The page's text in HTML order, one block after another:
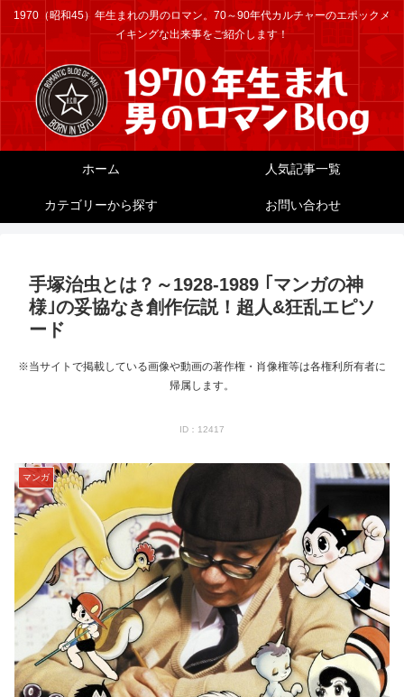
1970（昭和45）年生まれの男のロマン。70～90年代カルチャーのエポックメ
イキングな出来事をご紹介します！
ホーム 人気記事一覧
カテゴリーから探す お問い合わせ
手塚治虫とは？～1928-1989 ｢マンガの神
様｣の妥協なき創作伝説！超人&狂乱エピソ
ード
※当サイトで掲載している画像や動画の著作権・肖像権等は各権利所有者に
帰属します。
ID：12417
マンガ